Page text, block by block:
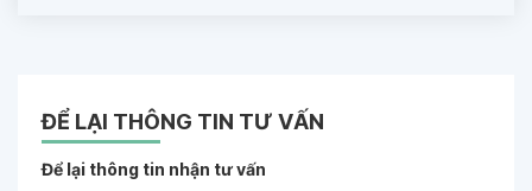
ĐỂ LẠI THÔNG TIN TƯ VẤN
Để lại thông tin nhận tư vấn